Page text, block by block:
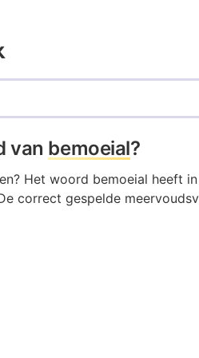
van bemoeial?
Het woord bemoeial heeft
correct gespelde